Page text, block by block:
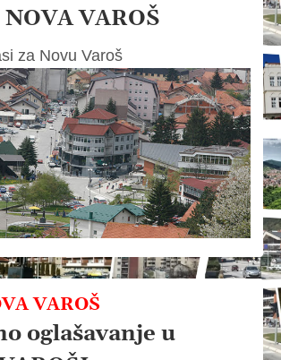
VAROŠ
za Novu Varoš
VAROŠ
oglašavanje u